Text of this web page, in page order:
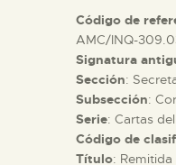
Código de
AMC/INQ-
Signatura
Sección:
Subsección:
Serie: Cartas
Código de
Título: